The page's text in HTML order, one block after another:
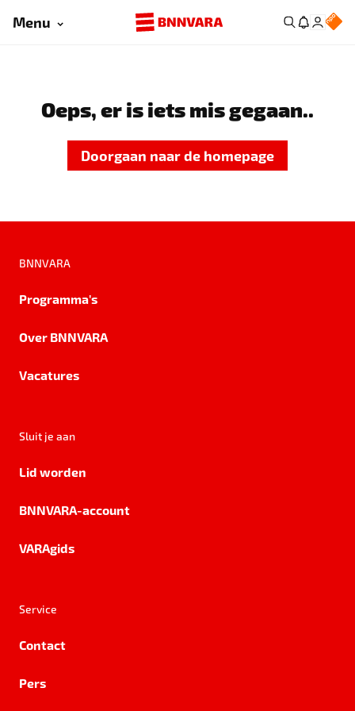
Menu
Oeps, er is iets mis gegaan..
Doorgaan naar de homepage
BNNVARA
Programma's
Over BNNVARA
Vacatures
Sluit je aan
Lid worden
BNNVARA-account
VARAgids
Service
Contact
Pers